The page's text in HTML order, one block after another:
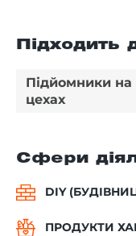
Підходить
Підйомники на
цехах
Сфери
DIY
ПРОДУКТИ